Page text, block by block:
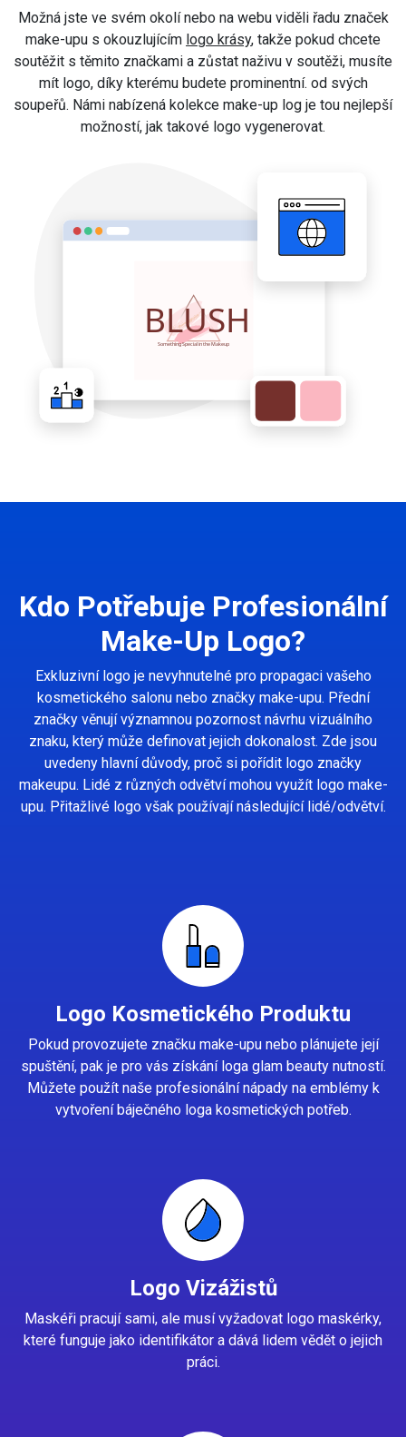
Možná jste ve svém okolí nebo na webu viděli řadu značek
make-upu s okouzlujícím logo krásy, takže pokud chcete
soutěžit s těmito značkami a zůstat naživu v soutěži, musíte
mít logo, díky kterému budete prominentní. od svých
soupeřů. Námi nabízená kolekce make-up log je tou nejlepší
možností, jak takové logo vygenerovat.
Kdo Potřebuje Profesionální
Make-Up Logo?
Exkluzivní logo je nevyhnutelné pro propagaci vašeho
kosmetického salonu nebo značky make-upu. Přední
značky věnují významnou pozornost návrhu vizuálního
znaku, který může definovat jejich dokonalost. Zde jsou
uvedeny hlavní důvody, proč si pořídit logo značky
makeupu. Lidé z různých odvětví mohou využít logo make-
upu. Přitažlivé logo však používají následující lidé/odvětví.
Logo Kosmetického Produktu
Pokud provozujete značku make-upu nebo plánujete její
spuštění, pak je pro vás získání loga glam beauty nutností.
Můžete použít naše profesionální nápady na emblémy k
vytvoření báječného loga kosmetických potřeb.
Logo Vizážistů
Maskéři pracují sami, ale musí vyžadovat logo maskérky,
které funguje jako identifikátor a dává lidem vědět o jejich
práci.